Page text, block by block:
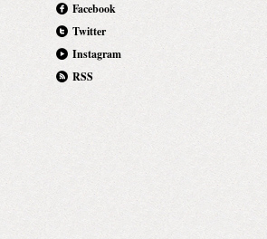
Facebook
Twitter
Instagram
RSS